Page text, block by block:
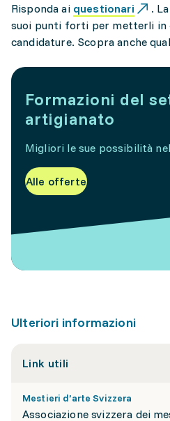
Risponda ai questionari
.
suoi punti forti per metterli in
candidature. Scopra anche
Formazioni del
artigianato
Migliori le sue possibilità
Alle offerte
Ulteriori informazioni
Link utili
Mestieri d’arte Svizzera
Associazione svizzera dei